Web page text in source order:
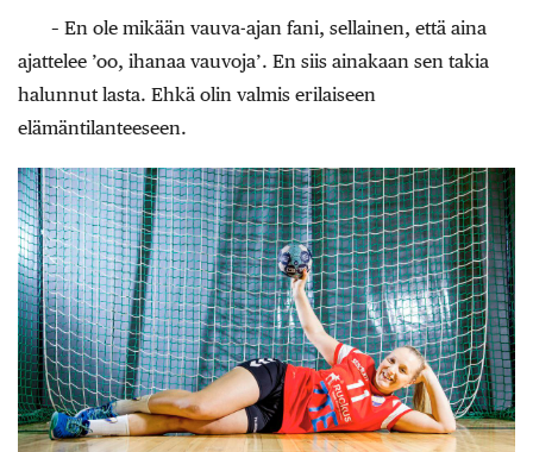
– En ole mikään vauva-ajan fani, sellainen, että aina
ajattelee ’oo, ihanaa vauvoja’. En siis ainakaan sen takia
halunnut lasta. Ehkä olin valmis erilaiseen
elämäntilanteeseen.